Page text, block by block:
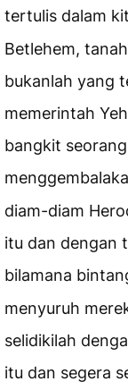
tertulis dalam
Betlehem,
bukanlah yang
memerintah
bangkit
diam-diam
itu dan dengan
bilamana
menyuruh
selidikilah
itu dan segera